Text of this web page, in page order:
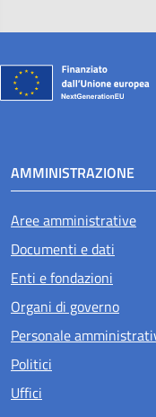
AMMINISTRAZIONE
Aree amministrative
Documenti e dati
Enti e fondazioni
Organi di governo
Personale
Politici
Uffici